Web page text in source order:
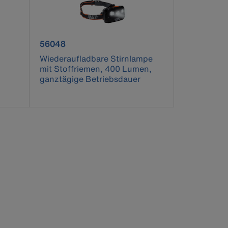
product number 56048
56048
Wiederaufladbare Stirnlampe
mit Stoffriemen, 400 Lumen,
ganztägige Betriebsdauer